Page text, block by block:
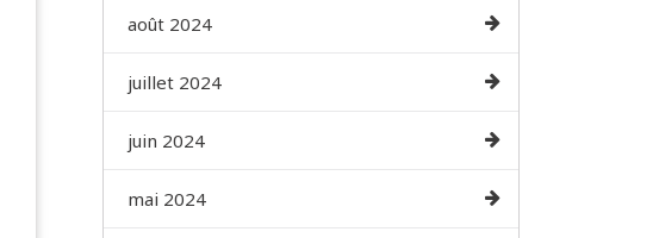
août 2024
juillet 2024
juin 2024
mai 2024